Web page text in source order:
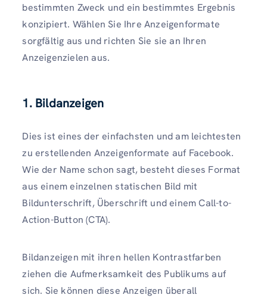
bestimmten Zweck und ein bestimmtes Ergebnis
konzipiert. Wählen Sie Ihre Anzeigenformate
sorgfältig aus und richten Sie sie an Ihren
Anzeigenzielen aus.
1. Bildanzeigen
Dies ist eines der einfachsten und am leichtesten
zu erstellenden Anzeigenformate auf Facebook.
Wie der Name schon sagt, besteht dieses Format
aus einem einzelnen statischen Bild mit
Bildunterschrift, Überschrift und einem Call-to-
Action-Button (CTA).
Bildanzeigen mit ihren hellen Kontrastfarben
ziehen die Aufmerksamkeit des Publikums auf
sich. Sie können diese Anzeigen überall